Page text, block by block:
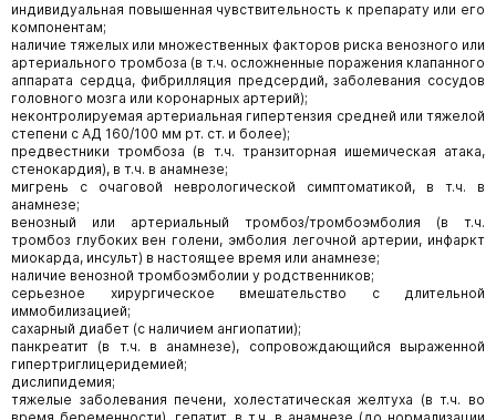
индивидуальная повышенная чувствительность к препарату или его
компонентам;
наличие тяжелых или множественных факторов риска венозного или
артериального тромбоза (в т.ч. осложненные поражения клапанного
аппарата сердца, фибрилляция предсердий, заболевания сосудов
головного мозга или коронарных артерий);
неконтролируемая артериальная гипертензия средней или тяжелой
степени с АД 160/100 мм рт. ст. и более);
предвестники тромбоза (в т.ч. транзиторная ишемическая атака,
стенокардия), в т.ч. в анамнезе;
мигрень с очаговой неврологической симптоматикой, в т.ч. в
анамнезе;
венозный или артериальный тромбоз/тромбоэмболия (в т.ч.
тромбоз глубоких вен голени, эмболия легочной артерии, инфаркт
миокарда, инсульт) в настоящее время или анамнезе;
наличие венозной тромбоэмболии у родственников;
серьезное хирургическое вмешательство с длительной
иммобилизацией;
сахарный диабет (с наличием ангиопатии);
панкреатит (в т.ч. в анамнезе), сопровождающийся выраженной
гипертриглицеридемией;
дислипидемия;
тяжелые заболевания печени, холестатическая желтуха (в т.ч. во